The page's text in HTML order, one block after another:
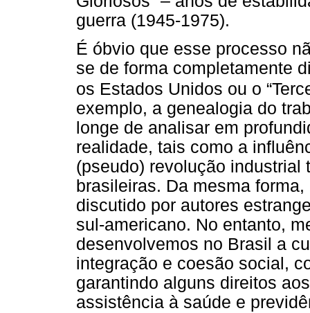
guerra (1945-1975).
É óbvio que esse processo
se de forma completamente
os Estados Unidos ou o
exemplo, a genealogia do
longe de analisar em
realidade, tais como a
(pseudo) revolução industrial
brasileiras. Da mesma
discutido por autores
sul-americano. No entanto,
desenvolvemos no Brasil a
integração e coesão social,
garantindo alguns direitos
assistência à saúde e